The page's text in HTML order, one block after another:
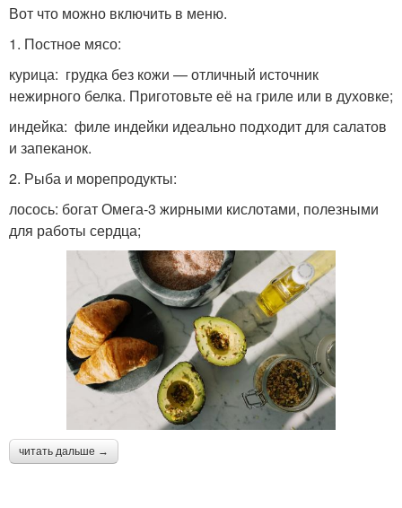
Вот что можно включить в меню.
1. Постное мясо:
курица: грудка без кожи — отличный источник
нежирного белка. Приготовьте её на гриле или в духовке;
индейка: филе индейки идеально подходит для салатов
и запеканок.
2. Рыба и морепродукты:
лосось: богат Омега-3 жирными кислотами, полезными
для работы сердца;
читать дальше →